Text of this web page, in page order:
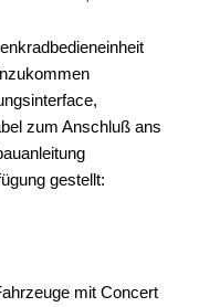
zum Anschluß ans
gestellt:
mit Concert